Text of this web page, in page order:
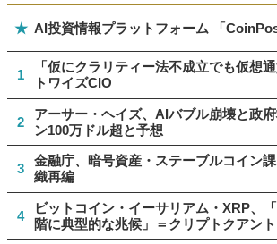
★ AI投資情報プラットフォーム 「
1
「仮にクラリティー法不成立でも仮想
トワイズCIO
2
アーサー・ヘイズ、AIバブル崩壊と政
ン100万ドル超と予想
3
金融庁、暗号資産・ステーブルコイン
織再編
4
ビットコイン・イーサリアム・XRP、
階に典型的な兆候」＝クリプトクアント